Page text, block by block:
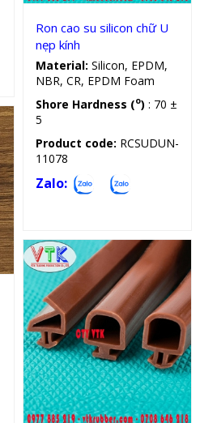
Ron cao su silicon chữ U
nẹp kính
Material: Silicon, EPDM,
NBR, CR, EPDM Foam
Shore Hardness (o) : 70 ±
5
Product code: RCSUDUN-
11078
Zalo:
Gioăng cao su cửa